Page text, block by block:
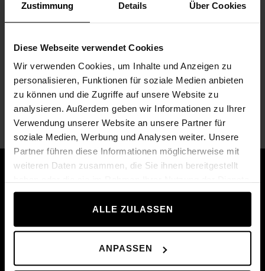
Zustimmung Details Über Cookies
Diese Webseite verwendet Cookies
Wir verwenden Cookies, um Inhalte und Anzeigen zu
personalisieren, Funktionen für soziale Medien anbieten
zu können und die Zugriffe auf unsere Website zu
analysieren. Außerdem geben wir Informationen zu Ihrer
Verwendung unserer Website an unsere Partner für
soziale Medien, Werbung und Analysen weiter. Unsere
Partner führen diese Informationen möglicherweise mit
weiteren Daten zusammen, die Sie ihnen bereitgestellt
gesammelt haben.
ALLE ZULASSEN
ANPASSEN
SZ Curl dlouhá činka, 7.5 kg
11 641,00 Kč
Proč nakupovat od
společnosti
Technogym?